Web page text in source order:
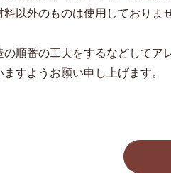
以外のものは使⽤しており
順番の⼯夫をするなどして
すようお願い申し上げます。